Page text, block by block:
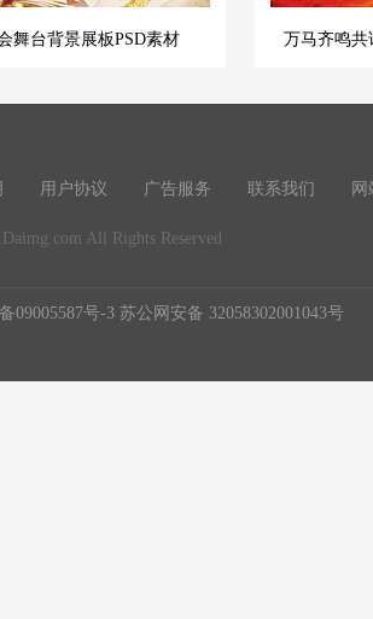
舞台背景展板PSD素材 万马齐鸣共
用户协议 广告服务 联系我们 网
All Rights Reserved
09005587号-3 苏公网安备 32058302001043号